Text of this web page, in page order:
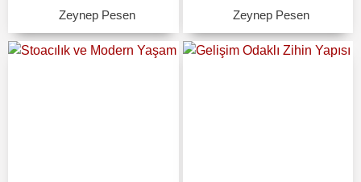
Zeynep Pesen Zeynep Pesen